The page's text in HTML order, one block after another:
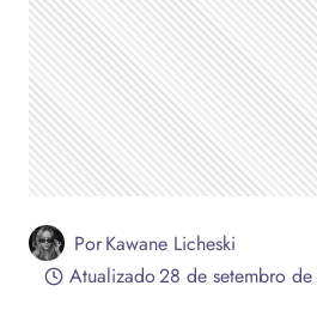
PorKawane Licheski
Atualizado28 de setembro